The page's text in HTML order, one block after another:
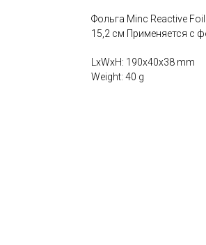
Фольга Minc Reactive
15,2 см Применяется с
LxWxH: 190x40x38 mm
Weight: 40 g